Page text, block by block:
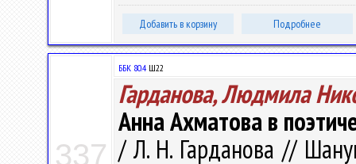
Добавить в корзину Подробнее
337
ББК 80.4 Ш22
Гарданова, Людмила
Анна Ахматова в
/ Л. Н. Гарданова //